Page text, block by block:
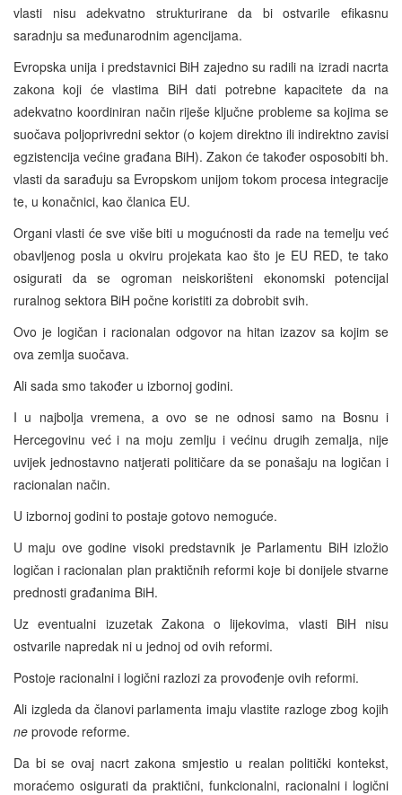
vlasti nisu adekvatno strukturirane da bi ostvarile efikasnu
saradnju sa međunarodnim agencijama.
Evropska unija i predstavnici BiH zajedno su radili na izradi nacrta
zakona koji će vlastima BiH dati potrebne kapacitete da na
adekvatno koordiniran način riješe ključne probleme sa kojima se
suočava poljoprivredni sektor (o kojem direktno ili indirektno zavisi
egzistencija većine građana BiH). Zakon će također osposobiti bh.
vlasti da sarađuju sa Evropskom unijom tokom procesa integracije
te, u konačnici, kao članica EU.
Organi vlasti će sve više biti u mogućnosti da rade na temelju već
obavljenog posla u okviru projekata kao što je EU RED, te tako
osigurati da se ogroman neiskorišteni ekonomski potencijal
ruralnog sektora BiH počne koristiti za dobrobit svih.
Ovo je logičan i racionalan odgovor na hitan izazov sa kojim se
ova zemlja suočava.
Ali sada smo također u izbornoj godini.
I u najbolja vremena, a ovo se ne odnosi samo na Bosnu i
Hercegovinu već i na moju zemlju i većinu drugih zemalja, nije
uvijek jednostavno natjerati političare da se ponašaju na logičan i
racionalan način.
U izbornoj godini to postaje gotovo nemoguće.
U maju ove godine visoki predstavnik je Parlamentu BiH izložio
logičan i racionalan plan praktičnih reformi koje bi donijele stvarne
prednosti građanima BiH.
Uz eventualni izuzetak Zakona o lijekovima, vlasti BiH nisu
ostvarile napredak ni u jednoj od ovih reformi.
Postoje racionalni i logični razlozi za provođenje ovih reformi.
Ali izgleda da članovi parlamenta imaju vlastite razloge zbog kojih
ne provode reforme.
Da bi se ovaj nacrt zakona smjestio u realan politički kontekst,
moraćemo osigurati da praktični, funkcionalni, racionalni i logični